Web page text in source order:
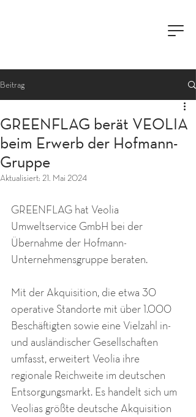
Beitrag
GREENFLAG berät VEOLIA
beim Erwerb der Hofmann-
Gruppe
Aktualisiert: 21. Mai 2024
GREENFLAG hat Veolia
Umweltservice GmbH bei der
Übernahme der Hofmann-
Unternehmensgruppe beraten.
Mit der Akquisition, die etwa 30
operative Standorte mit über 1.000
Beschäftigten sowie eine Vielzahl in-
und ausländischer Gesellschaften
umfasst, erweitert Veolia ihre
regionale Reichweite im deutschen
Entsorgungsmarkt. Es handelt sich um
Veolias größte deutsche Akquisition